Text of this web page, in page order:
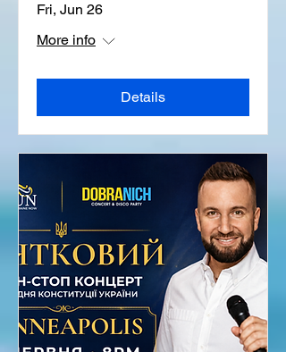
Fri, Jun 26
More info
Details